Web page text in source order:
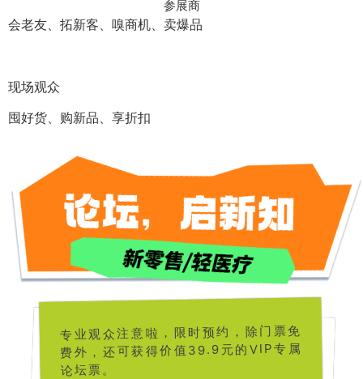
参展商
会老友、拓新客、嗅商机、卖爆品
现场观众
囤好货、购新品、享折扣
专业观众注意啦，限时预约，除门票免
费外，还可获得价值39.9元的VIP专属
论坛票。